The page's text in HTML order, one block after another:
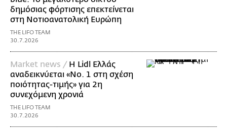
δημόσιας φόρτισης επεκτείνεται
στη Νοτιοανατολική Ευρώπη
THE LIFO TEAM
30.7.2026
Market news / Η Lidl Ελλάς
αναδεικνύεται «Νo. 1 στη σχέση
ποιότητας-τιμής» για 2η
συνεχόμενη χρονιά
THE LIFO TEAM
30.7.2026